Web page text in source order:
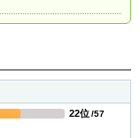
22位/57